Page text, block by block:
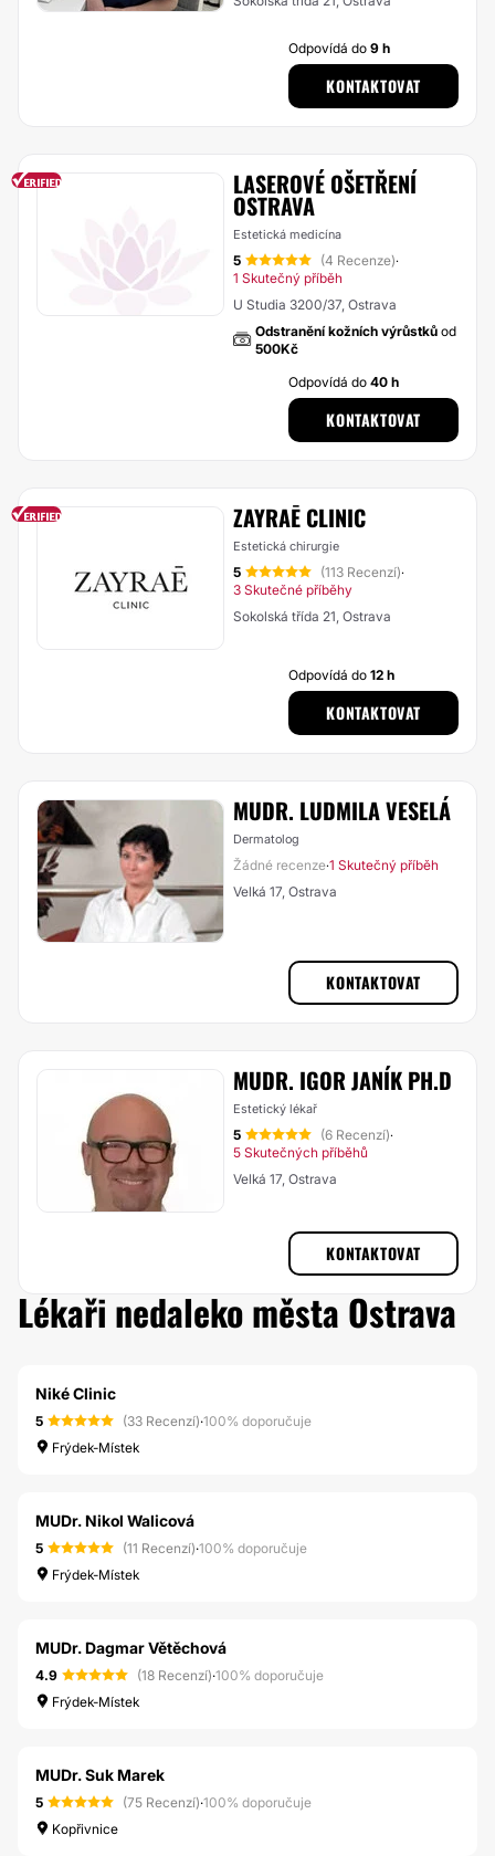
Odpovídá do9 h
KONTAKTOVAT
LASEROVÉ OŠETŘENÍ
OSTRAVA
Estetická medicína
5 (4 Recenze)·
1 Skutečný příběh
U Studia 3200/37, Ostrava
Odstranění kožních výrůstků od
500Kč
Odpovídá do40 h
KONTAKTOVAT
ZAYRAĒ CLINIC
Estetická chirurgie
5 (113 Recenzí)·
3 Skutečné příběhy
Sokolská třída 21, Ostrava
Odpovídá do12 h
KONTAKTOVAT
MUDR. LUDMILA VESELÁ
Dermatolog
Žádné recenze·1 Skutečný příběh
Velká 17, Ostrava
KONTAKTOVAT
MUDR. IGOR JANÍK PH.D
Estetický lékař
5 (6 Recenzí)·
5 Skutečných příběhů
Velká 17, Ostrava
KONTAKTOVAT
Lékaři nedaleko města Ostrava
Niké Clinic
5 (33 Recenzí)·100% doporučuje
Frýdek-Místek
MUDr. Nikol Walicová
5 (11 Recenzí)·100% doporučuje
Frýdek-Místek
MUDr. Dagmar Větěchová
4.9 (18 Recenzí)·100% doporučuje
Frýdek-Místek
MUDr. Suk Marek
5 (75 Recenzí)·100% doporučuje
Kopřivnice